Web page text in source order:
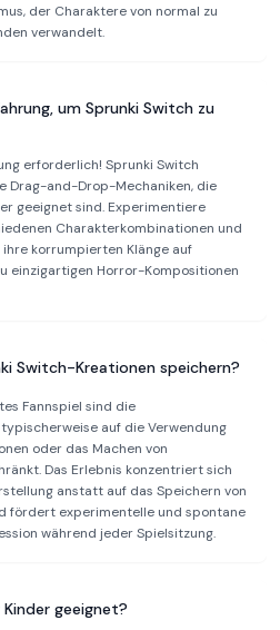
der Charaktere von normal zu
verwandelt.
um Sprunki Switch zu
erforderlich! Sprunki Switch
Drag-and-Drop-Mechaniken, die
geeignet sind. Experimentiere
Charakterkombinationen und
korrumpierten Klänge auf
einzigartigen Horror-Kompositionen
Switch-Kreationen speichern?
Fannspiel sind die
auf die Verwendung
oder das Machen von
Das Erlebnis konzentriert sich
anstatt auf das Speichern von
fördert experimentelle und spontane
während jeder Spielsitzung.
geeignet?